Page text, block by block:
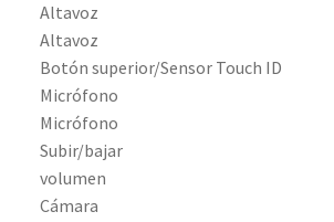
Altavoz
Altavoz
Botón superior/Sensor Touch ID
Micrófono
Micrófono
Subir/bajar
volumen
Cámara